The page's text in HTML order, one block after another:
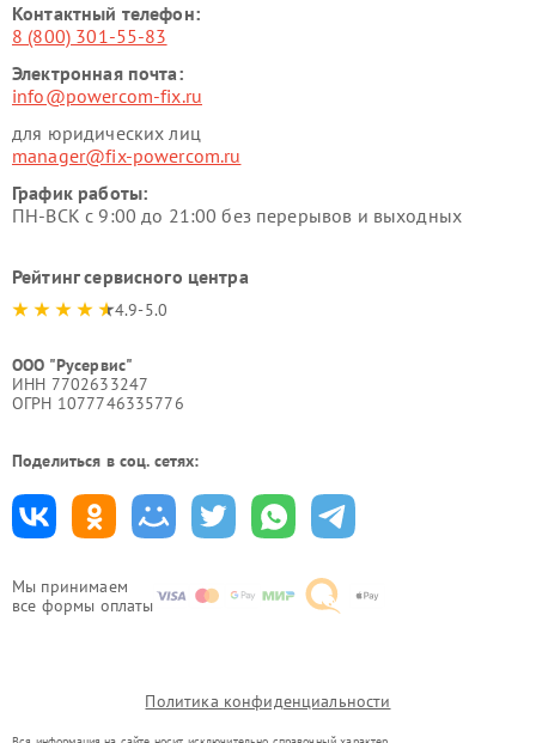
Мы принимаем
все формы оплаты
Контактный телефон:
8 (800) 301-55-83
Электронная почта:
info@powercom-fix.ru
для юридических лиц
manager@fix-powercom.ru
График работы:
ПН-ВСК с 9:00 до 21:00 без перерывов и выходных
Рейтинг сервисного центра
4.9-5.0
ООО "Русервис"
ИНН 7702633247
ОГРН 1077746335776
Поделиться в соц. сетях:
Политика конфиденциальности